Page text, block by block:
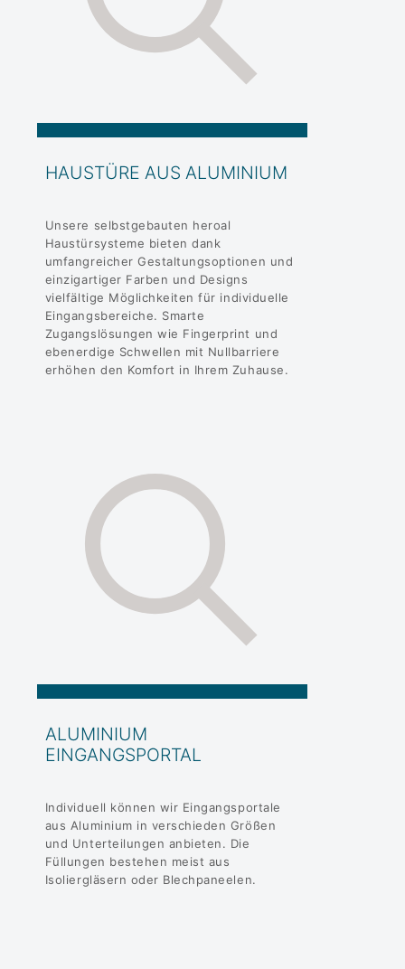
HAUSTÜRE AUS ALUMINIUM
Unsere selbstgebauten heroal
Haustürsysteme bieten dank
umfangreicher Gestaltungsoptionen und
einzigartiger Farben und Designs
vielfältige Möglichkeiten für individuelle
Eingangsbereiche. Smarte
Zugangslösungen wie Fingerprint und
ebenerdige Schwellen mit Nullbarriere
erhöhen den Komfort in Ihrem Zuhause.
ALUMINIUM
EINGANGSPORTAL
Individuell können wir Eingangsportale
aus Aluminium in verschieden Größen
und Unterteilungen anbieten. Die
Füllungen bestehen meist aus
Isoliergläsern oder Blechpaneelen.